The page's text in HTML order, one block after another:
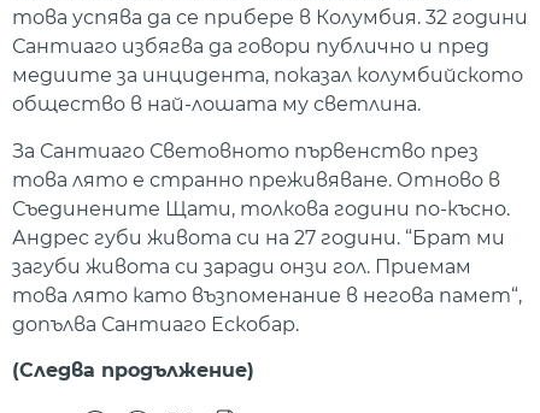
това успява да се прибере в Колумбия. 32 години
Сантиаго избягва да говори публично и пред
медиите за инцидента, показал колумбийското
общество в най-лошата му светлина.
За Сантиаго Световното първенство през
това лято е странно преживяване. Отново в
Съединените Щати, толкова години по-късно.
Андрес губи живота си на 27 години. “Брат ми
загуби живота си заради онзи гол. Приемам
това лято като възпоменание в негова памет“,
допълва Сантиаго Ескобар.
(Следва продължение)